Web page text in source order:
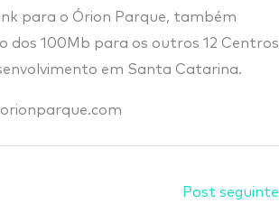
para o Órion Parque, também
100Mb para os outros 12 Centros
em Santa Catarina.
Post seguinte